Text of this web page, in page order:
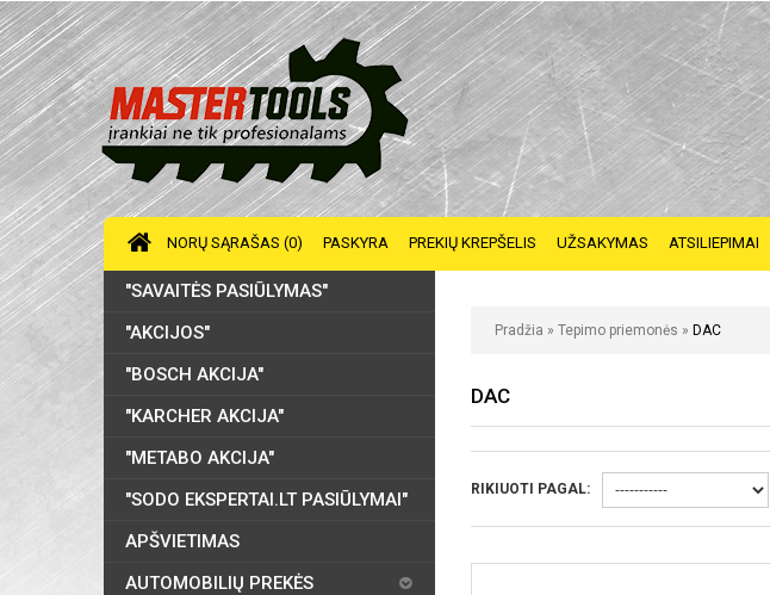
NORŲ SĄRAŠAS (0) PASKYRA PREKIŲ KREPŠELIS UŽSAKYMAS ATSILIEPIMAI
Pradžia » Tepimo priemonės » DAC
DAC
RIKIUOTI PAGAL:
"SAVAITĖS PASIŪLYMAS"
"AKCIJOS"
"BOSCH AKCIJA"
"KARCHER AKCIJA"
"METABO AKCIJA"
"SODO EKSPERTAI.LT PASIŪLYMAI"
APŠVIETIMAS
AUTOMOBILIŲ PREKĖS